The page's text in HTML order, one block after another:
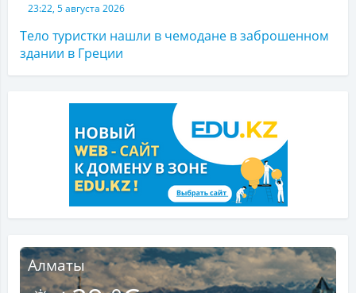
23:22, 5 августа 2026
Тело туристки нашли в чемодане в заброшенном
здании в Греции
Алматы